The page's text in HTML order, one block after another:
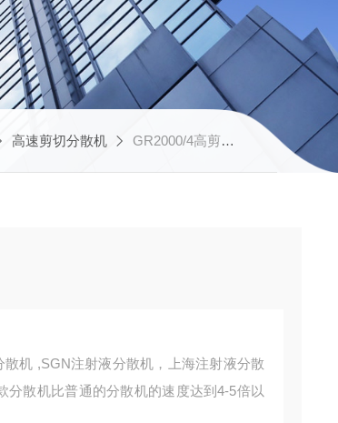
高速剪切分散机 GR2000/4高剪切混悬液分散机
机 ,SGN注射液分散机，上海注射液分散
散机比普通的分散机的速度达到4-5倍以